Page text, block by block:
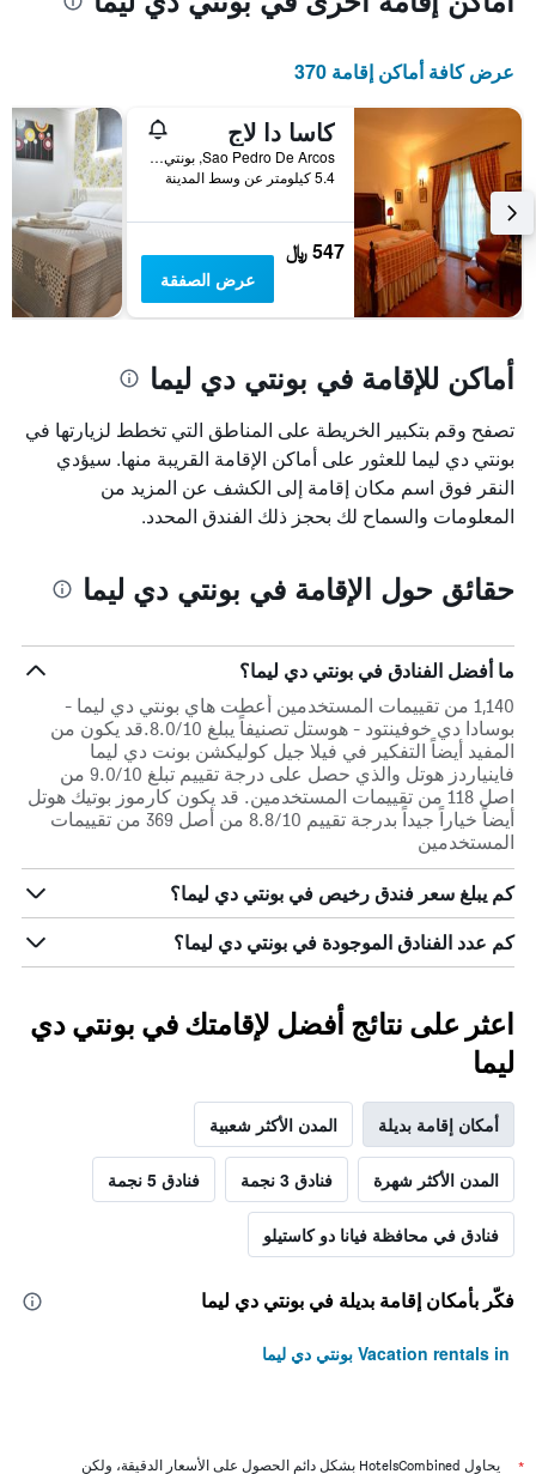
عرض كافة أماكن إقامة 370
كاسا دا لاج
Sao Pedro De Arcos, بونتي دي ليما, محافظة فيانا دو كاستيلو, البرتغال
5.4 كيلومتر عن وسط المدينة
547 ﷼
عرض الصفقة
أماكن للإقامة في بونتي دي ليما
تصفح وقم بتكبير الخريطة على المناطق التي تخطط لزيارتها في
بونتي دي ليما للعثور على أماكن الإقامة القريبة منها. سيؤدي
النقر فوق اسم مكان إقامة إلى الكشف عن المزيد من
المعلومات والسماح لك بحجز ذلك الفندق المحدد.
حقائق حول الإقامة في بونتي دي ليما
ما أفضل الفنادق في بونتي دي ليما؟
1,140 من تقييمات المستخدمين أعطت هاي بونتي دي ليما -
بوسادا دي خوفينتود - هوستل تصنيفاً يبلغ 8.0/10.قد يكون من
المفيد أيضاً التفكير في فيلا جيل كوليكشن بونت دي ليما
فاينياردز هوتل والذي حصل على درجة تقييم تبلغ 9.0/10 من
اصل 118 من تقييمات المستخدمين. قد يكون كارموز بوتيك هوتل
أيضاً خياراً جيداً بدرجة تقييم 8.8/10 من أصل 369 من تقييمات
المستخدمين
كم يبلغ سعر فندق رخيص في بونتي دي ليما؟
كم عدد الفنادق الموجودة في بونتي دي ليما؟
اعثر على نتائج أفضل لإقامتك في بونتي دي
ليما
أمكان إقامة بديلة المدن الأكثر شعبية
المدن الأكثر شهرة فنادق 3 نجمة فنادق 5 نجمة
فنادق في محافظة فيانا دو كاستيلو
فكّر بأمكان إقامة بديلة في بونتي دي ليما
Vacation rentals in بونتي دي ليما
* يحاول HotelsCombined بشكل دائم الحصول على الأسعار الدقيقة، ولكن